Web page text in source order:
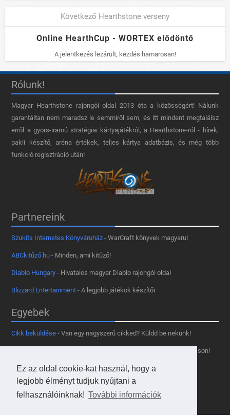
Ez az oldal cookie-kat használ, hogy a
legjobb élményt tudjuk nyújtani a
felhasználóinknak! További információk
Következő Hearthstone verseny
Online HearthCup - WORTEX elődöntő
A jelentkezés lezárult, kezdés hamarosan!
Rólunk!
Magyar Hearthstone​ rajongói oldal 2013 óta a közösségért! Nálunk
garantáltan nem maradsz le semmiről sem, és itt mindent megtalálsz
erről a gyors-iramú stratégiai kártyajátékról, a Hearthstone-ról - hírek,
pakli készítő, aréna értékek, teljes kártya adatbázis, és még több
funkció regisztráció után!
Partnereink
Szukits Internetes Könyváruház - WarCraft könyvek magyarul
ABCkitűző.hu - Minden, ami kitűző!
Diablo Hungary - Hivatalos magyar Diablo rajongói oldal
Blizzard Entertainment - A legjobb játékok készítői
Egyebek
Cikk beküldése - Van egy nagyszerű cikked? Küldd be nekünk!
- Tetszik az oldal? Segíts, hogy fennmaradhasson!
Kapcsolat, médiaajánlat- Lépj velünk kapcsolatba!
Használd a tooltipünket- A saját oldaladon is!